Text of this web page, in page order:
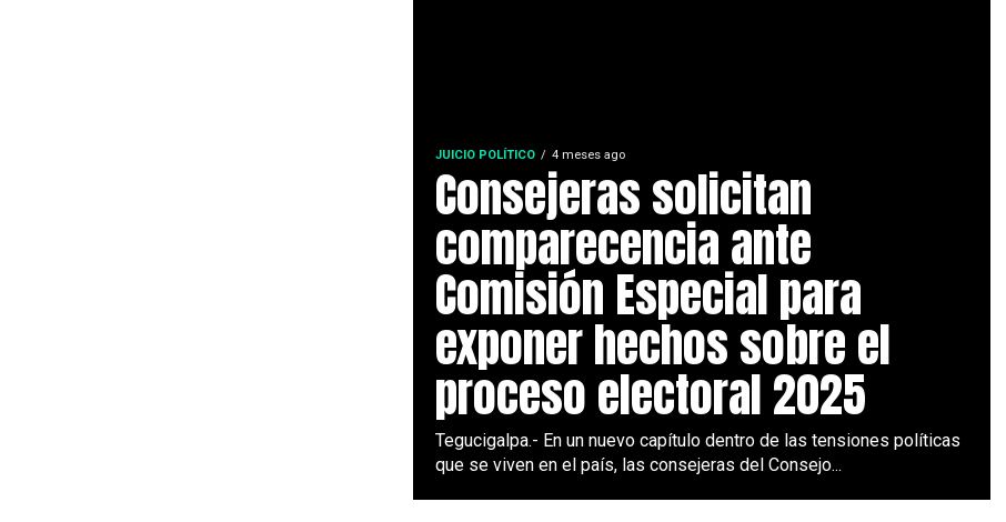
JUICIO POLÍTICO 4 meses ago
Consejeras solicitan
comparecencia ante
Comisión Especial para
exponer hechos sobre el
proceso electoral 2025
Tegucigalpa.- En un nuevo capítulo dentro de las tensiones políticas
que se viven en el país, las consejeras del Consejo...